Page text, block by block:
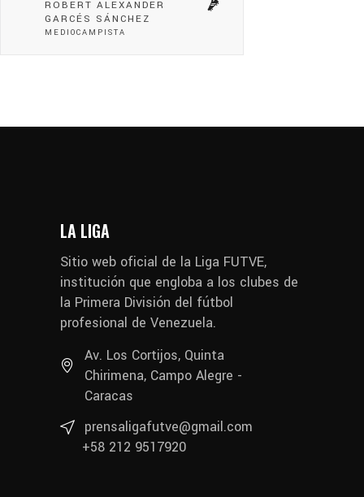
ROBERT ALEXANDER
GARCÉS SÁNCHEZ
MEDIOCAMPISTA
LA LIGA
Sitio web oficial de la Liga FUTVE,
institución que engloba a los clubes de
la Primera División del fútbol
profesional de Venezuela.
Av. Los Cortijos, Quinta
Chirimena, Campo Alegre -
Caracas
prensaligafutve@gmail.com
+58 212 9517920